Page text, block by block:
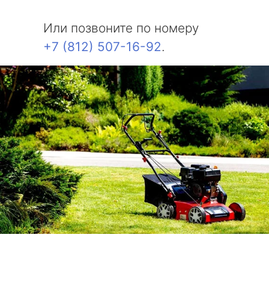
Или позвоните по номеру
+7 (812) 507-16-92.